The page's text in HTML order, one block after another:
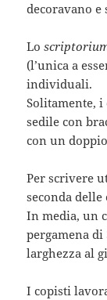
decoravano e
Lo
(l’unica a
individuali.
Solitamente,
sedile con
con un
Per scrivere
seconda
In media, un
pergamena di
larghezza al
I copisti